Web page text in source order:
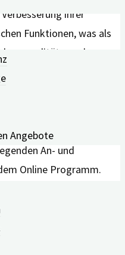
Angebote
ihrer
Funktionen, was als
gesehen
von pflegenden
An- und
Online Programm.
„pflegende An- und
Stressgefühle zu
Effekte des
Kontrollgruppe